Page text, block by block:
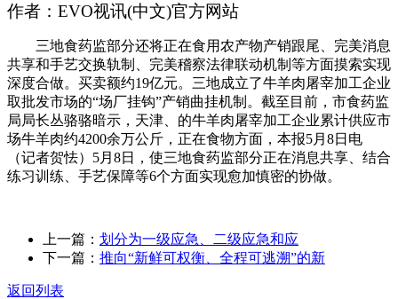
作者：EVO视讯(中文)官方网站
三地食药监部分还将正在食用农产物产销跟尾、完美消息
共享和手艺交换轨制、完美稽察法律联动机制等方面摸索实现
深度合做。买卖额约19亿元。三地成立了牛羊肉屠宰加工企业
取批发市场的“场厂挂钩”产销曲挂机制。截至目前，市食药监
局局长丛骆骆暗示，天津、的牛羊肉屠宰加工企业累计供应市
场牛羊肉约4200余万公斤，正在食物方面，本报5月8日电
（记者贺怯）5月8日，使三地食药监部分正在消息共享、结合
练习训练、手艺保障等6个方面实现愈加慎密的协做。
上一篇： 划分为一级应急、二级应急和应
下一篇： 推向“新鲜可权衡、全程可逃溯”的新
返回列表